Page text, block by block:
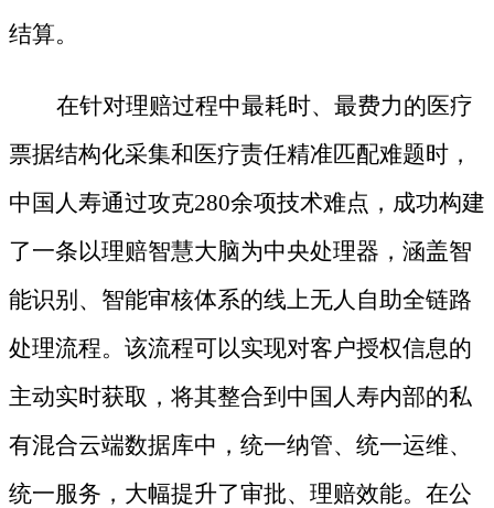
结算。
在针对理赔过程中最耗时、最费力的医疗
票据结构化采集和医疗责任精准匹配难题时，
中国人寿通过攻克280余项技术难点，成功构建
了一条以理赔智慧大脑为中央处理器，涵盖智
能识别、智能审核体系的线上无人自助全链路
处理流程。该流程可以实现对客户授权信息的
主动实时获取，将其整合到中国人寿内部的私
有混合云端数据库中，统一纳管、统一运维、
统一服务，大幅提升了审批、理赔效能。在公